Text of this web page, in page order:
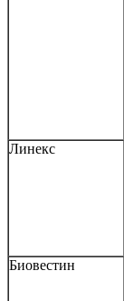
Линекс
Биовестин